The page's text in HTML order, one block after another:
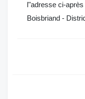
l"adresse ci-
Boisbriand -